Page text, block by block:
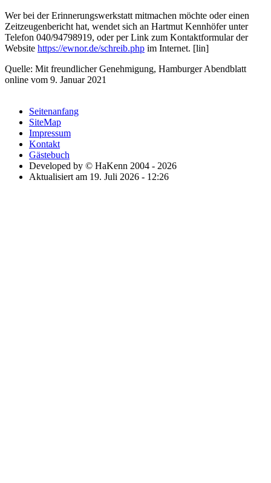
Wer bei der Erinnerungswerkstatt mitmachen möchte oder einen
Zeitzeugenbericht hat, wendet sich an Hartmut Kennhöfer unter
Telefon 040/94798919, oder per Link zum Kontaktformular der
Website https://ewnor.de/schreib.php im Internet. [lin]
Quelle: Mit freundlicher Genehmigung, Hamburger Abendblatt
online vom 9. Januar 2021
Seitenanfang
SiteMap
Impressum
Kontakt
Gästebuch
Developed by © HaKenn 2004 - 2026
Aktualisiert am 19. Juli 2026 - 12:26